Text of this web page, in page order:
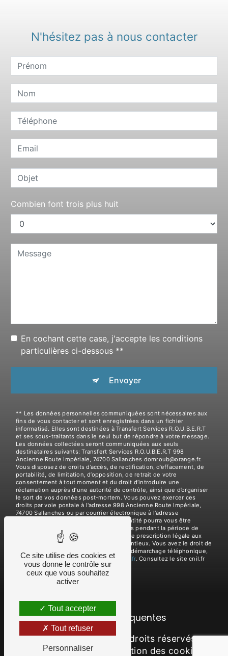
N'hésitez pas à nous contacter
Combien font trois plus huit
En cochant cette case, j'accepte les conditions
particulières ci-dessous **
Envoyer
** Les données personnelles communiquées sont nécessaires aux
fins de vous contacter et sont enregistrées dans un fichier
informatisé. Elles sont destinées à Transfert Services R.O.U.B.E.R.T
et ses sous-traitants dans le seul but de répondre à votre message.
Les données collectées seront communiquées aux seuls
destinataires suivants: Transfert Services R.O.U.B.E.R.T 998
Ancienne Route Impériale, 74700 Sallanches domroub@orange.fr.
Vous disposez de droits d’accès, de rectification, d’effacement, de
portabilité, de limitation, d’opposition, de retrait de votre
consentement à tout moment et du droit d’introduire une
réclamation auprès d’une autorité de contrôle, ainsi que d’organiser
le sort de vos données post-mortem. Vous pouvez exercer ces
droits par voie postale à l'adresse 998 Ancienne Route Impériale,
74700 Sallanches ou par courrier électronique à l'adresse
domroub@orange.fr. Un justificatif d'identité pourra vous être
demandé. Nous conservons vos données pendant la période de
prise de contact puis pendant la durée de prescription légale aux
fins probatoires et de gestion des contentieux. Vous avez le droit de
vous inscrire sur la liste d'opposition au démarchage téléphonique,
disponible à cette adresse: Bloctel.gouv.fr. Consultez le site cnil.fr
pour plus d’informations sur vos droits.
Recherches fréquentes
©Vistalid- 2026 - Tous droits réservés -
Mentions légales
Gestion des cookies
Ce site utilise des cookies et
vous donne le contrôle sur
ceux que vous souhaitez
activer
Tout accepter
Tout refuser
Personnaliser